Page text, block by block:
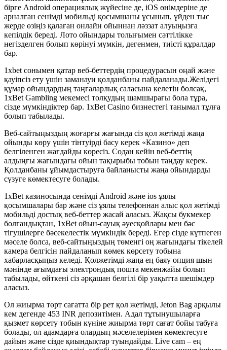
бірге Android операциялық жүйесіне де, iOS өнімдеріне де
арналған сенімді мобильді қосымшаны ұсынып, үйден тыс
жерде өзіңіз қалаған онлайн ойыннан ләззат алуыңызға
кепілдік береді. Лото ойындары толығымен сәттілікке
негізделген болып көрінуі мүмкін, дегенмен, тиісті құралдар
бар.
1xbet сонымен қатар веб-беттердің процедурасын оңай және
қауіпсіз ету үшін заманауи қолданбаны пайдаланады.Желідегі
құмар ойындардың таңғаларлық саласына келетін болсақ,
1xBet Gambling мекемесі толқудың шамшырағы бола тұра,
сізде мүмкіндіктер бар. 1xBet Casino бизнестегі танымал тұлға
болып табылады.
Веб-сайтыңыздың жоғарғы жағында сіз қол жетімді жаңа
ойынды көру үшін тінтуірді басу керек «Казино» деп
белгіленген жағдайды көресіз. Содан кейін веб-беттің
алдыңғы жағындағы ойын тақырыбы тобын таңдау керек.
Қолданбаны ұйымдастыруға байланысты жаңа ойындарды
сүзуге көмектесуге болады.
1xBet казиносында сенімді Android және ios ұялы
қосымшалары бар және сіз ұялы телефоннан алыс қол жетімді
мобильді достық веб-беттер жасай аласыз. Жақсы букмекер
болғандықтан, 1xBet ойын-сауық әуесқойлары мен бәс
тігушілерге бәсекелестік мүмкіндік береді. Егер сізде күтпеген
мәселе болса, веб-сайтыңыздың төменгі оң жағындағы тікелей
камера белгісін пайдаланып көмек көрсету тобына
хабарласқыңыз келеді. Қолжетімді жаңа ең баяу опция шын
мәнінде ағымдағы электрондық пошта мекенжайы болып
табылады, өйткені сіз әрқашан белгілі бір уақытта шешімдер
аласыз.
Ол жиырма төрт сағатта бір рет қол жетімді, Jeton Bag арқылы
кем дегенде 453 INR депозитімен. Адал тұтынушыларға
қызмет көрсету тобын күніне жиырма төрт сағат бойы табуға
болады, ол адамдарға олардың мәселелерімен көмектесуге
дайын және сізде қиындықтар туындайды. Live cam – ең